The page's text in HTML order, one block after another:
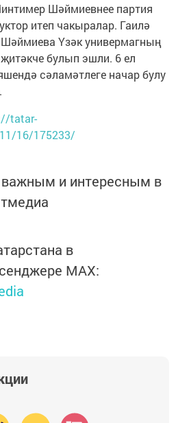
Шәймиевнее партия
итеп чакыралар. Гаилә
Шәймиева Үзәк универмагның
булып эшли. 6 ел
сәламәтлеге начар булу
tatar-
16/175233/
и интересным в
в
MАХ: